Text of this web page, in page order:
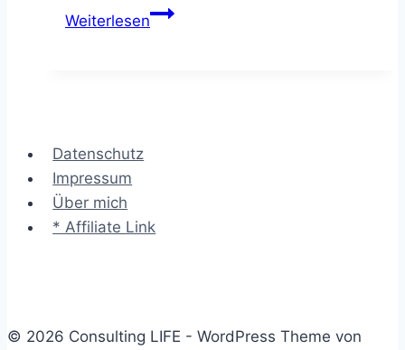
WeiterlesenDie
bringen
Datenschutz
Impressum
Über mich
* Affiliate Link
© 2026 Consulting LIFE - WordPress Theme von